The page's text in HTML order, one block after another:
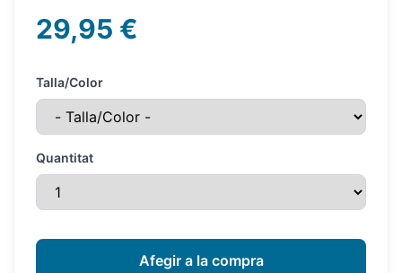
29,95 €
Talla/Color
Quantitat